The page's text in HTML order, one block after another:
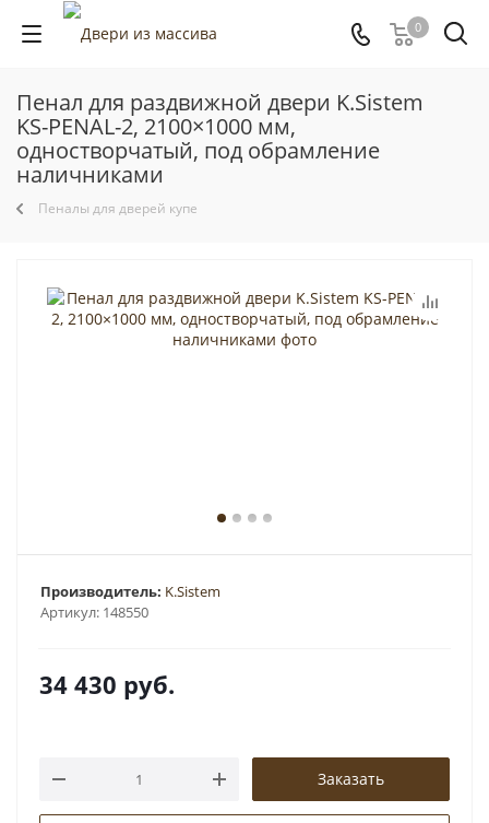
0
Пенал для раздвижной двери K.Sistem
KS-PENAL-2, 2100×1000 мм,
одностворчатый, под обрамление
наличниками
Пеналы для дверей купе
Артикул: 148550
Производитель: K.Sistem
34 430 руб.
Заказать